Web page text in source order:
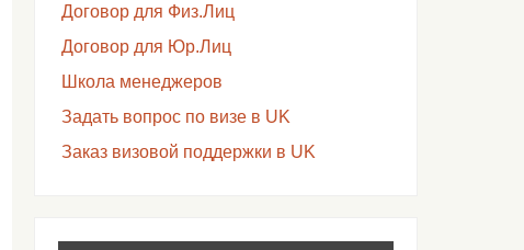
Договор для Физ.Лиц
Договор для Юр.Лиц
Школа менеджеров
Задать вопрос по визе в UK
Заказ визовой поддержки в UK